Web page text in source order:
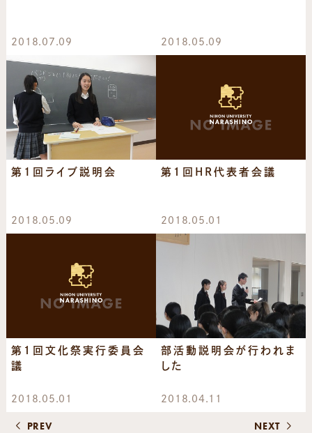
2018.07.09 2018.05.09
第1回ライブ説明会
2018.05.09
第１回HR代表者会議
2018.05.01
第１回文化祭実行委員会
議
2018.05.01
部活動説明会が行われま
した
2018.04.11
PREV NEXT